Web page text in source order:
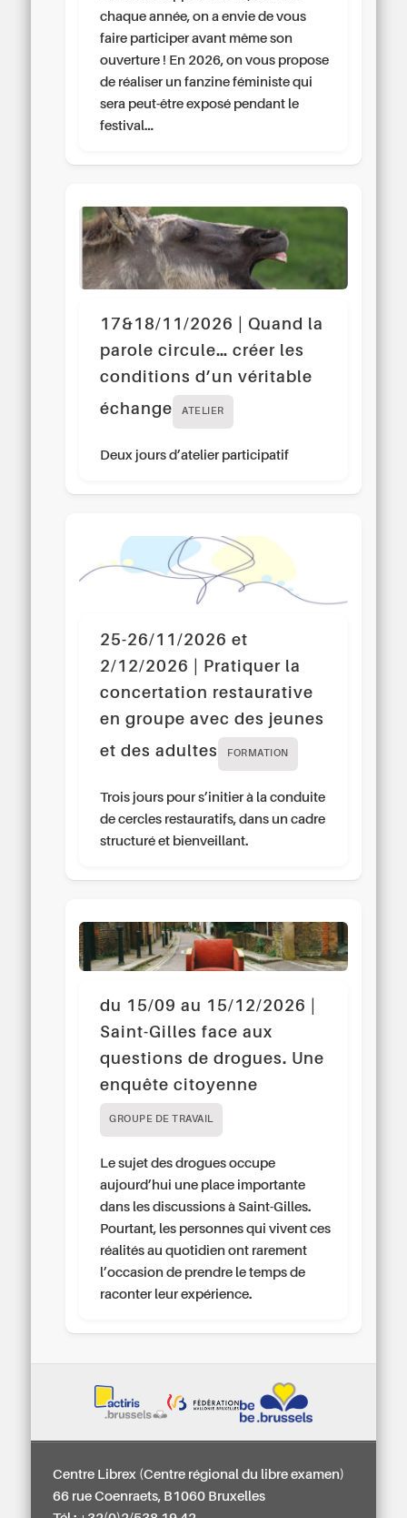
chaque année, on a envie de vous
faire participer avant même son
ouverture ! En 2026, on vous propose
de réaliser un fanzine féministe qui
sera peut-être exposé pendant le
festival…
17&18/11/2026 | Quand la
parole circule… créer les
conditions d’un véritable
échange
ATELIER
Deux jours d’atelier participatif
25-26/11/2026 et
2/12/2026 | Pratiquer la
concertation restaurative
en groupe avec des jeunes
et des adultes
FORMATION
Trois jours pour s’initier à la conduite
de cercles restauratifs, dans un cadre
structuré et bienveillant.
du 15/09 au 15/12/2026 |
Saint-Gilles face aux
questions de drogues. Une
enquête citoyenne
GROUPE DE TRAVAIL
Le sujet des drogues occupe
aujourd’hui une place importante
dans les discussions à Saint-Gilles.
Pourtant, les personnes qui vivent ces
réalités au quotidien ont rarement
l’occasion de prendre le temps de
raconter leur expérience.
Centre Librex (Centre régional du libre examen)
66 rue Coenraets, B1060 Bruxelles